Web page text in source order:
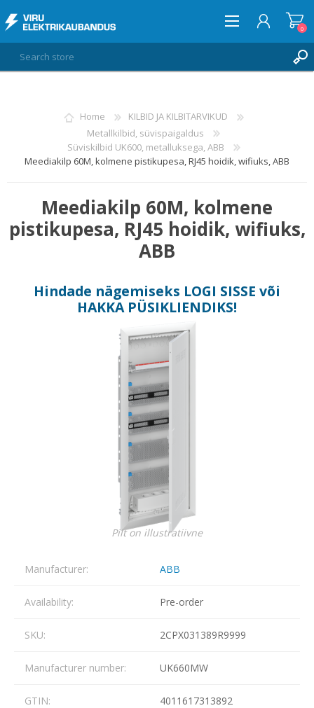
0
Home
KILBID JA KILBITARVIKUD
Metallkilbid, süvispaigaldus
Süviskilbid UK600, metalluksega, ABB
Meediakilp 60M, kolmene pistikupesa, RJ45 hoidik, wifiuks, ABB
Meediakilp 60M, kolmene
pistikupesa, RJ45 hoidik, wifiuks,
ABB
Hindade nägemiseks LOGI SISSE või
HAKKA PÜSIKLIENDIKS!
Pilt on illustratiivne
Manufacturer: ABB
Availability: Pre-order
SKU: 2CPX031389R9999
Manufacturer number: UK660MW
GTIN: 4011617313892